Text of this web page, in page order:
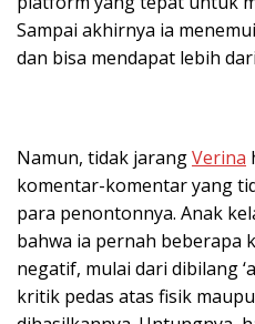
Sampai akhirnya ia
dan bisa mendapat lebih
Namun, tidak jarangVerina
komentar-komentar yang
para penontonnya. Anak
bahwa ia pernah beberapa
negatif, mulai dari dibilang
kritik pedas atas fisik